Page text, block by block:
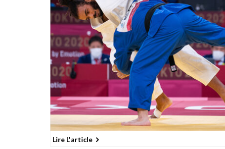
Lire L'article
t
i
o
n
d
e
s
p
u
b